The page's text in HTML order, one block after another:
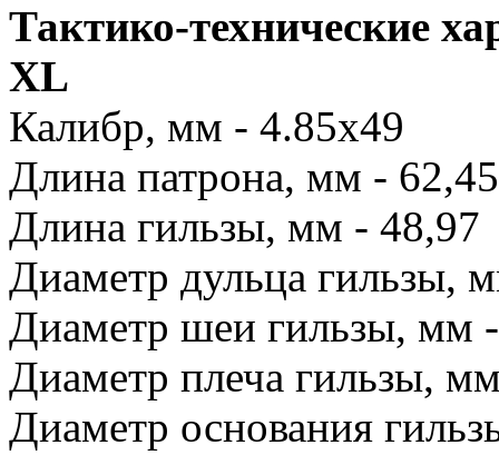
Тактико-технические
XL
Калибр, мм - 4.85х49
Длина патрона, мм - 62,45
Длина гильзы, мм - 48,97
Диаметр дульца гильзы,
Диаметр шеи гильзы, мм
Диаметр плеча гильзы,
Диаметр основания